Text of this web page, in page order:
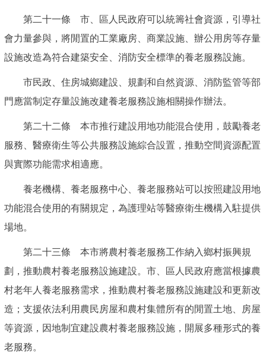
第二十一條 市、區人民政府可以統籌社會資源，引導社
會力量參與，將閒置的工業廠房、商業設施、辦公用房等存量
設施改造為符合建築安全、消防安全標準的養老服務設施。
市民政、住房城鄉建設、規劃和自然資源、消防監管等部
門應當制定存量設施改建養老服務設施相關操作辦法。
第二十二條 本市推行建設用地功能混合使用，鼓勵養老
服務、醫療衛生等公共服務設施綜合設置，推動空間資源配置
與實際功能需求相適應。
養老機構、養老服務中心、養老服務站可以按照建設用地
功能混合使用的有關規定，為護理站等醫療衛生機構入駐提供
場地。
第二十三條 本市將農村養老服務工作納入鄉村振興規
劃，推動農村養老服務設施建設。市、區人民政府應當根據農
村老年人養老服務需求，推動農村養老服務設施建設和更新改
造；支援依法利用農民房屋和農村集體所有的閒置土地、房屋
等資源，因地制宜建設農村養老服務設施，開展多種形式的養
老服務。